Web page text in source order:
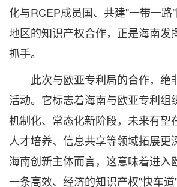
化与RCEP成员国、共建"一带一路
地区的知识产权合作，正是海南发
抓手。
此次与欧亚专利局的合作，绝
活动。它标志着海南与欧亚专利组
机制化、常态化新阶段，未来有望
人才培养、信息共享等领域拓展更
海南创新主体而言，这意味着进入
一条高效、经济的知识产权"快车道"